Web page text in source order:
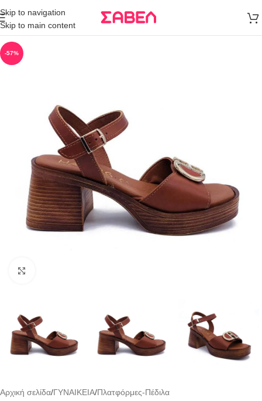
Skip to navigation
Skip to main content
άνω των 80€
Παραγγελία
-57%
Αρχική σελίδα/ΓΥΝΑΙΚΕΙΑ/Πλατφόρμες-Πέδιλα